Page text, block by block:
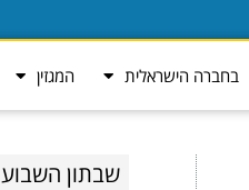
בחברה הישראלית המגזין
שבתון השבוע